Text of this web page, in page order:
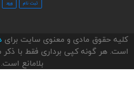
کلیه حقوق مادی و معنوی سایت برای
است. هر گونه کپی برداری فقط با ذکر
بلامانع است.